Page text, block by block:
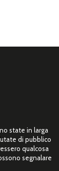
state in larga
di pubblico
qualcosa
segnalare